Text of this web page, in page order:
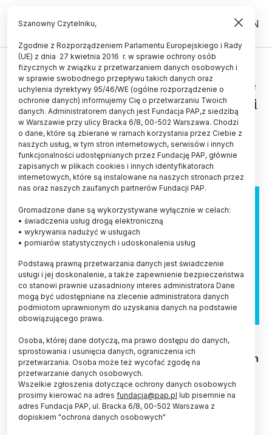
PL EN
GRANTY I KONKURSY
Otwarte drzwi: prace magisterskie
i doktorskie o niepełnosprawności
nagrodzone
23.12.2023
aktualizacja: 23.12.2023
2 minuty czytania
Najlepsze prace magisterskie i doktorskie, których
tematem jest niepełnosprawność w wymiarze:
społecznym, zawodowym lub zdrowotnym,
nagrodzono w konkursie PFRON Otwarte drzwi.
Szanowny Czytelniku,
Zgodnie z Rozporządzeniem Parlamentu Europejskiego i Rady
(UE) z dnia 27 kwietnia 2016 r. w sprawie ochrony osób
fizycznych w związku z przetwarzaniem danych osobowych i
w sprawie swobodnego przepływu takich danych oraz
uchylenia dyrektywy 95/46/WE (ogólne rozporządzenie o
ochronie danych) informujemy Cię o przetwarzaniu Twoich
danych. Administratorem danych jest Fundacja PAP,z siedzibą
w Warszawie przy ulicy Bracka 6/8, 00-502 Warszawa. Chodzi
o dane, które są zbierane w ramach korzystania przez Ciebie z
naszych usług, w tym stron internetowych, serwisów i innych
funkcjonalności udostępnianych przez Fundację PAP, głównie
zapisanych w plikach cookies i innych identyfikatorach
internetowych, które są instalowane na naszych stronach przez
nas oraz naszych zaufanych partnerów Fundacji PAP.
Gromadzone dane są wykorzystywane wyłącznie w celach:
• świadczenia usług drogą elektroniczną
• wykrywania nadużyć w usługach
• pomiarów statystycznych i udoskonalenia usług
Podstawą prawną przetwarzania danych jest świadczenie
usługi i jej doskonalenie, a także zapewnienie bezpieczeństwa
co stanowi prawnie uzasadniony interes administratora Dane
mogą być udostępniane na zlecenie administratora danych
podmiotom uprawnionym do uzyskania danych na podstawie
obowiązującego prawa.
Osoba, której dane dotyczą, ma prawo dostępu do danych,
sprostowania i usunięcia danych, ograniczenia ich
przetwarzania. Osoba może też wycofać zgodę na
przetwarzanie danych osobowych.
Wszelkie zgłoszenia dotyczące ochrony danych osobowych
prosimy kierować na adres fundacja@pap.pl lub pisemnie na
adres Fundacja PAP, ul. Bracka 6/8, 00-502 Warszawa z
dopiskiem "ochrona danych osobowych"